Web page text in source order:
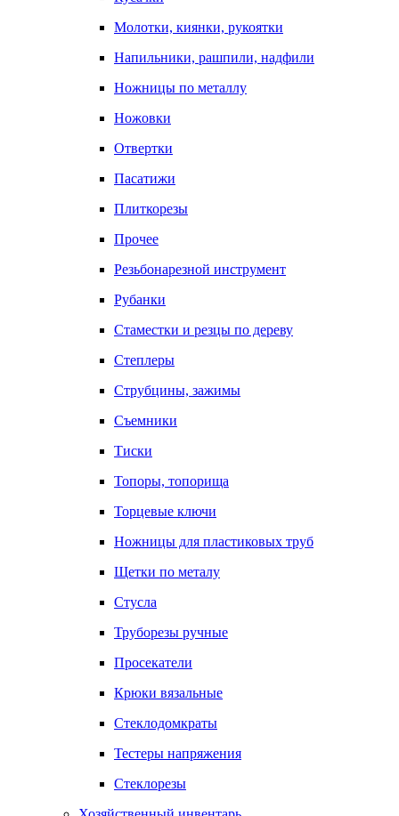
Молотки, киянки, рукоятки
Напильники, рашпили, надфили
Ножницы по металлу
Ножовки
Отвертки
Пасатижи
Плиткорезы
Прочее
Резьбонарезной инструмент
Рубанки
Стаместки и резцы по дереву
Степлеры
Струбцины, зажимы
Съемники
Тиски
Топоры, топорища
Торцевые ключи
Ножницы для пластиковых труб
Щетки по металу
Стусла
Труборезы ручные
Просекатели
Крюки вязальные
Стеклодомкраты
Тестеры напряжения
Стеклорезы